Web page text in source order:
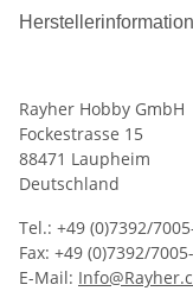
Rayher Hobby GmbH
Fockestrasse 15
88471 Laupheim
Deutschland
Tel.: +49 (0)7392/
Fax: +49 (0)7392/
E-Mail: